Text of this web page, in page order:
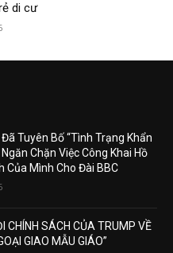
di cư
Tuyên Bố “Tình Trạng Khẩn
Chặn Việc Công Khai Hồ
Của Mình Cho Đài BBC
CHÍNH SÁCH CỦA TRUMP VỀ
GIAO MẪU GIÁO”